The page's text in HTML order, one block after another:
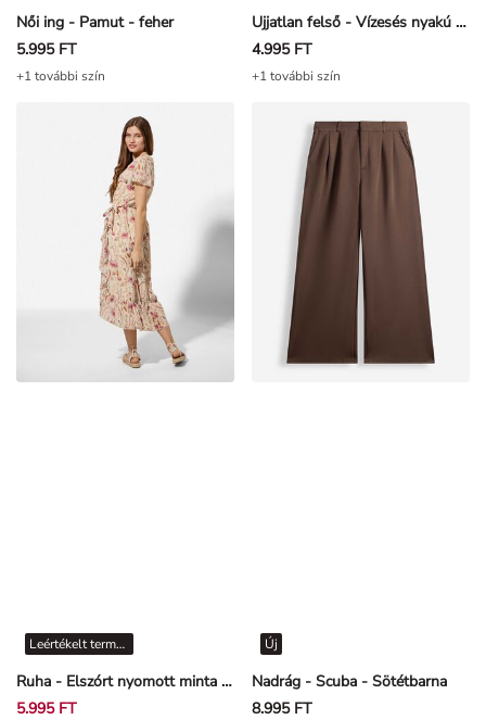
Női ing - Pamut - feher
5.995 FT
+1 további szín
Ujjatlan felső - Vízesés nyakú - Törtfehér
4.995 FT
+1 további szín
Ruha - Elszórt nyomott minta - Törtfehér
Leértékelt termékek
5.995 FT
Nadrág - Scuba - Sötétbarna
Új
8.995 FT